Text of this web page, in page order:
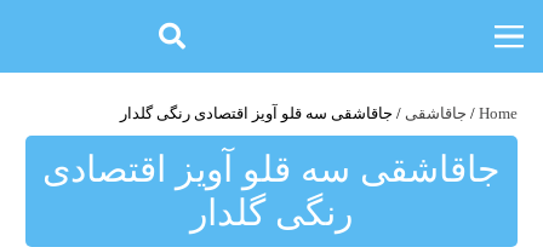
Home
/ جاقاشقی / جاقاشقی سه قلو آویز اقتصادی رنگی گلدار
جاقاشقی سه قلو آویز اقتصادی
رنگی گلدار